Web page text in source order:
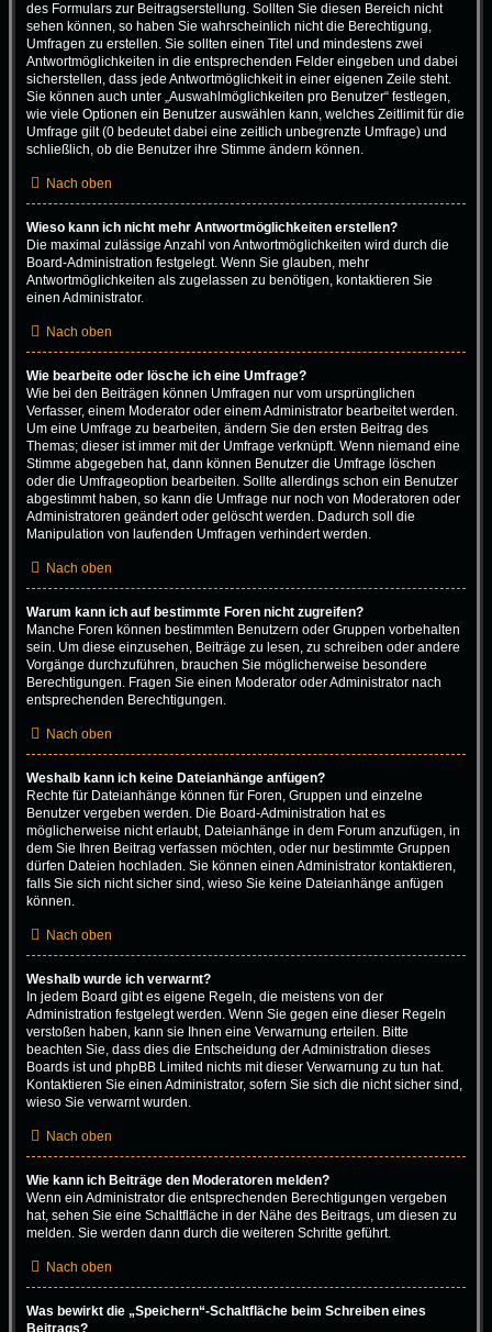
des Formulars zur Beitragserstellung. Sollten Sie diesen Bereich nicht
sehen können, so haben Sie wahrscheinlich nicht die Berechtigung,
Umfragen zu erstellen. Sie sollten einen Titel und mindestens zwei
Antwortmöglichkeiten in die entsprechenden Felder eingeben und dabei
sicherstellen, dass jede Antwortmöglichkeit in einer eigenen Zeile steht.
Sie können auch unter „Auswahlmöglichkeiten pro Benutzer“ festlegen,
wie viele Optionen ein Benutzer auswählen kann, welches Zeitlimit für die
Umfrage gilt (0 bedeutet dabei eine zeitlich unbegrenzte Umfrage) und
schließlich, ob die Benutzer ihre Stimme ändern können.
Nach oben
Wieso kann ich nicht mehr Antwortmöglichkeiten erstellen?
Die maximal zulässige Anzahl von Antwortmöglichkeiten wird durch die
Board-Administration festgelegt. Wenn Sie glauben, mehr
Antwortmöglichkeiten als zugelassen zu benötigen, kontaktieren Sie
einen Administrator.
Nach oben
Wie bearbeite oder lösche ich eine Umfrage?
Wie bei den Beiträgen können Umfragen nur vom ursprünglichen
Verfasser, einem Moderator oder einem Administrator bearbeitet werden.
Um eine Umfrage zu bearbeiten, ändern Sie den ersten Beitrag des
Themas; dieser ist immer mit der Umfrage verknüpft. Wenn niemand eine
Stimme abgegeben hat, dann können Benutzer die Umfrage löschen
oder die Umfrageoption bearbeiten. Sollte allerdings schon ein Benutzer
abgestimmt haben, so kann die Umfrage nur noch von Moderatoren oder
Administratoren geändert oder gelöscht werden. Dadurch soll die
Manipulation von laufenden Umfragen verhindert werden.
Nach oben
Warum kann ich auf bestimmte Foren nicht zugreifen?
Manche Foren können bestimmten Benutzern oder Gruppen vorbehalten
sein. Um diese einzusehen, Beiträge zu lesen, zu schreiben oder andere
Vorgänge durchzuführen, brauchen Sie möglicherweise besondere
Berechtigungen. Fragen Sie einen Moderator oder Administrator nach
entsprechenden Berechtigungen.
Nach oben
Weshalb kann ich keine Dateianhänge anfügen?
Rechte für Dateianhänge können für Foren, Gruppen und einzelne
Benutzer vergeben werden. Die Board-Administration hat es
möglicherweise nicht erlaubt, Dateianhänge in dem Forum anzufügen, in
dem Sie Ihren Beitrag verfassen möchten, oder nur bestimmte Gruppen
dürfen Dateien hochladen. Sie können einen Administrator kontaktieren,
falls Sie sich nicht sicher sind, wieso Sie keine Dateianhänge anfügen
können.
Nach oben
Weshalb wurde ich verwarnt?
In jedem Board gibt es eigene Regeln, die meistens von der
Administration festgelegt werden. Wenn Sie gegen eine dieser Regeln
verstoßen haben, kann sie Ihnen eine Verwarnung erteilen. Bitte
beachten Sie, dass dies die Entscheidung der Administration dieses
Boards ist und phpBB Limited nichts mit dieser Verwarnung zu tun hat.
Kontaktieren Sie einen Administrator, sofern Sie sich die nicht sicher sind,
wieso Sie verwarnt wurden.
Nach oben
Wie kann ich Beiträge den Moderatoren melden?
Wenn ein Administrator die entsprechenden Berechtigungen vergeben
hat, sehen Sie eine Schaltfläche in der Nähe des Beitrags, um diesen zu
melden. Sie werden dann durch die weiteren Schritte geführt.
Nach oben
Was bewirkt die „Speichern“-Schaltfläche beim Schreiben eines
Beitrags?